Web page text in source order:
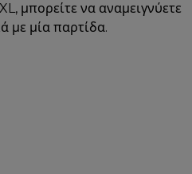
μπορείτε να αναμειγνύετε
με μία παρτίδα.